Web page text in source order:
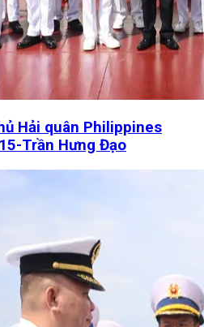
Hải quân Philippines
Trần Hưng Đạo